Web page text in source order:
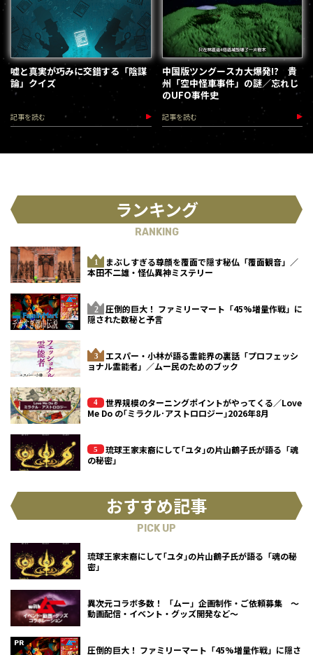
嘘と真実が巧みに交錯する「陰謀
論」クイズ
記事を読む
中国版ツングースカ大爆発!? 貴
州「空中怪車事件」の謎／忘れじ
のUFO事件史
記事を読む
ランキング
RANKING
まぶしすぎる尊顔を覆面で隠す秘仏「覆面観音」／
本田不二雄・怪仏異神ミステリー
圧倒的巨大！ ファミリーマート「45%増量作戦」に
隠された数秘と予言
エスパー・小林が語る霊能界の裏話「プロフェッシ
ョナル霊能者」／ムー民のためのブック
世界規模のターニングポイントがやってくる／Love
Me Do の｢ミラクル･アストロロジー｣2026年8月
琉球王家末裔にして｢ユタ｣の片山鶴子氏が語る「魂
の秘密」
おすすめ記事
PICK UP
琉球王家末裔にして｢ユタ｣の片山鶴子氏が語る「魂の秘
密」
異次元コラボ多数！ 「ムー」企画制作・ご依頼募集 ～
動画配信・イベント・グッズ開発など～
圧倒的巨大！ ファミリーマート「45%増量作戦」に隠さ